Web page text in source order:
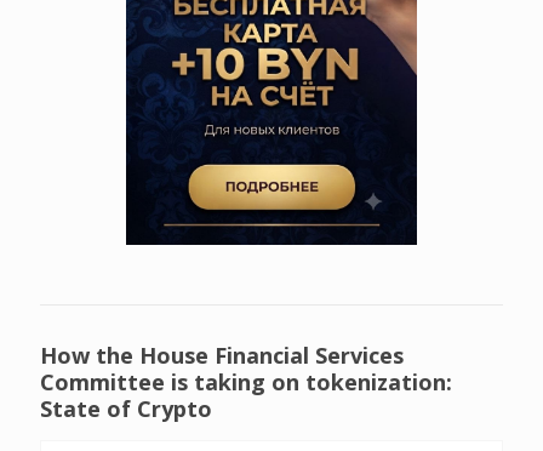
How the House Financial Services
Committee is taking on tokenization:
State of Crypto